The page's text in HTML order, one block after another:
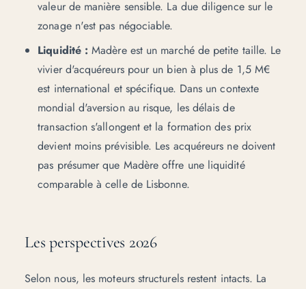
valeur de manière sensible. La due diligence sur le
zonage n'est pas négociable.
Liquidité : Madère est un marché de petite taille. Le
vivier d'acquéreurs pour un bien à plus de 1,5 M€
est international et spécifique. Dans un contexte
mondial d'aversion au risque, les délais de
transaction s'allongent et la formation des prix
devient moins prévisible. Les acquéreurs ne doivent
pas présumer que Madère offre une liquidité
comparable à celle de Lisbonne.
Les perspectives 2026
Selon nous, les moteurs structurels restent intacts. La